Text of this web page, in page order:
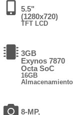
5.5"
(1280x720)
TFT LCD
3GB
Exynos 7870
Octa SoC
16GB
Almacenamiento
8-MP,